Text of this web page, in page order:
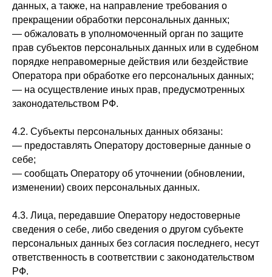
данных, а также, на направление требования о
прекращении обработки персональных данных;
— обжаловать в уполномоченный орган по защите
прав субъектов персональных данных или в судебном
порядке неправомерные действия или бездействие
Оператора при обработке его персональных данных;
— на осуществление иных прав, предусмотренных
законодательством РФ.
4.2. Субъекты персональных данных обязаны:
— предоставлять Оператору достоверные данные о
себе;
— сообщать Оператору об уточнении (обновлении,
изменении) своих персональных данных.
4.3. Лица, передавшие Оператору недостоверные
сведения о себе, либо сведения о другом субъекте
персональных данных без согласия последнего, несут
ответственность в соответствии с законодательством
РФ.